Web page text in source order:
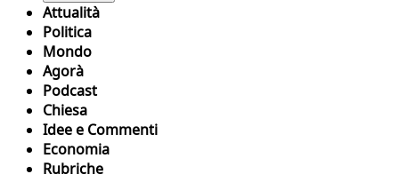
Attualità
Politica
Mondo
Agorà
Podcast
Chiesa
Idee e Commenti
Economia
Rubriche